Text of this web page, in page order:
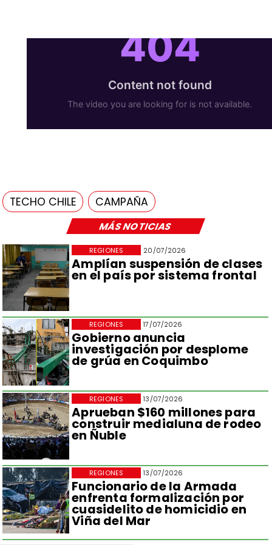
MÁS NOTICIAS
20/07/2026
Amplían suspensión de clases
en el país por sistema frontal
REGIONES
17/07/2026
Gobierno anuncia
investigación por desplome
de grúa en Coquimbo
REGIONES
13/07/2026
Aprueban $160 millones para
construir medialuna de rodeo
en Ñuble
REGIONES
13/07/2026
Funcionario de la Armada
enfrenta formalización por
cuasidelito de homicidio en
Viña del Mar
REGIONES
TECHO CHILE CAMPAÑA